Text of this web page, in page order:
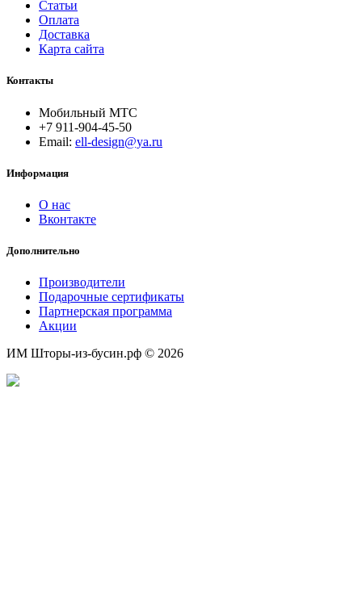
Статьи
Оплата
Доставка
Карта сайта
Контакты
Мобильный МТС
+7 911-904-45-50
Email: ell-design@ya.ru
Информация
О нас
Вконтакте
Дополнительно
Производители
Подарочные сертификаты
Партнерская программа
Акции
ИМ Шторы-из-бусин.рф © 2026